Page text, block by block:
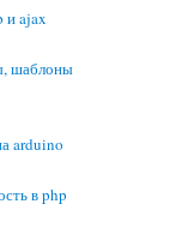
и ajax
шаблоны
arduino
в php